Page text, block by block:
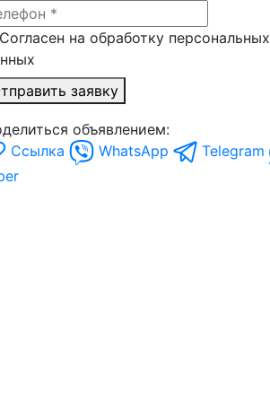
Согласен на обработку персональных
заявку
объявлением:
Ссылка
WhatsApp
Telegram